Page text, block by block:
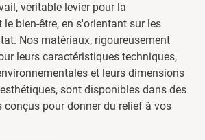
véritable levier pour la
le bien-être, en s'orientant sur les
Nos matériaux, rigoureusement
leurs caractéristiques techniques,
et leurs dimensions
sont disponibles dans des
conçus pour donner du relief à vos